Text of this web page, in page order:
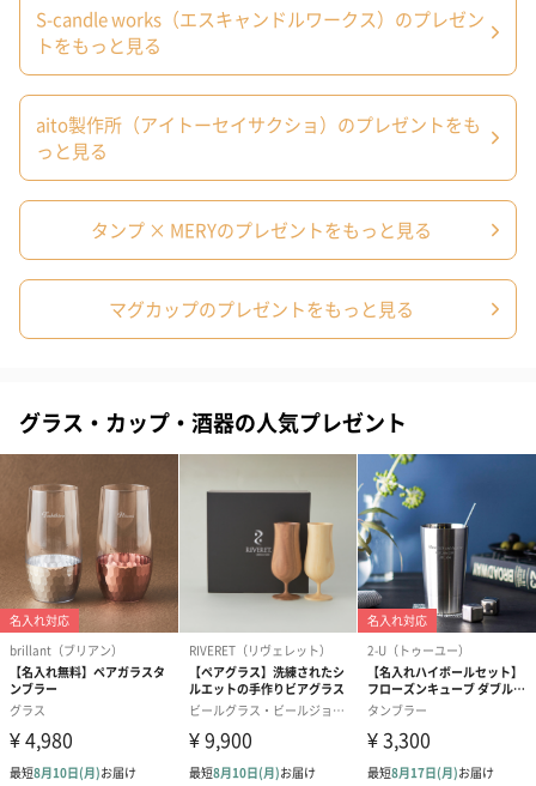
備考
【オリジナルサシェ_ティータイムセット】
「蜜蝋」は航空危険物に含まれるため航空機に搭載す
ることができません。
そのため離島などの航空便を使用する地域にお住まい
のかたへお届けの場合は、船便に変更するため1週間前
後お届けが遅くなる可能性がございます。
商品オプション情報
お渡し用の紙袋です。
あり（280円）
メッセージカード（通常・写真・グリーティング）
誕生日や結婚祝い・出産祝いなど、様々なシーンのメッセージカ
ードを同梱します。
メッセージカードや封筒のデザインは一部変更する場合がありま
S-candle works（エスキャンドルワークス）のプレゼン
トをもっと見る
aito製作所（アイトーセイサクショ）のプレゼントをも
っと見る
タンプ × MERYのプレゼントをもっと見る
マグカップのプレゼントをもっと見る
グラス・カップ・酒器の人気プレゼント